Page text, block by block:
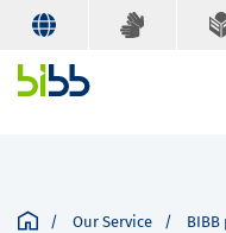
Our Service